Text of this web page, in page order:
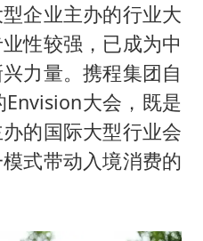
企业主办的行业大
性较强，已成为中
力量。携程集团自
大会，既是
的国际大型行业会
式带动入境消费的